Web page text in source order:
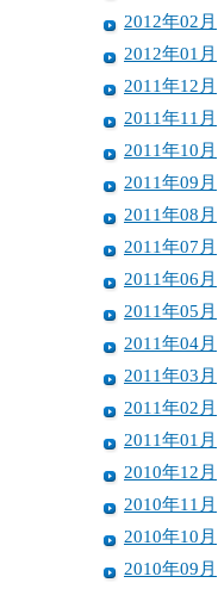
2012年02月
2012年01月
2011年12月
2011年11月
2011年10月
2011年09月
2011年08月
2011年07月
2011年06月
2011年05月
2011年04月
2011年03月
2011年02月
2011年01月
2010年12月
2010年11月
2010年10月
2010年09月